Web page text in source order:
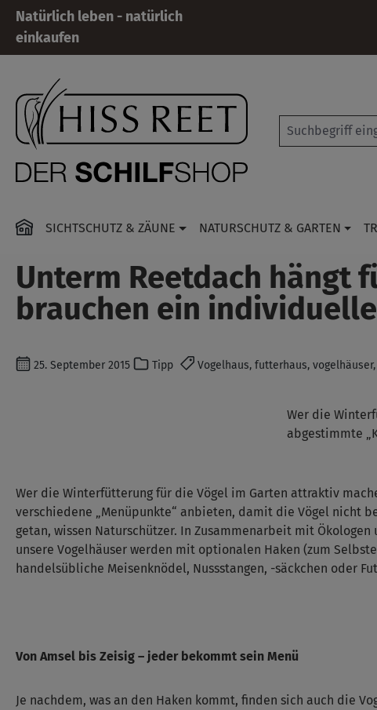
Hauptinhalt springen
Zur Suche springen
Zur Hauptnavigation springen
Natürlich leben - natürlich
einkaufen
SICHTSCHUTZ & ZÄUNE NATURSCHUTZ & GARTEN
Unterm Reetdach hängt
brauchen ein
25. September 2015 Tipp Vogelhaus, futterhaus,
Wer die
abgestimmte
Wer die Winterfütterung für die Vögel im Garten attraktiv
verschiedene „Menüpunkte“ anbieten, damit die Vögel nicht
getan, wissen Naturschützer. In Zusammenarbeit mit
unsere Vogelhäuser werden mit optionalen Haken (zum
handelsübliche Meisenknödel, Nussstangen, -säckchen oder
Von Amsel bis Zeisig – jeder bekommt sein Menü
Je nachdem, was an den Haken kommt, finden sich auch die